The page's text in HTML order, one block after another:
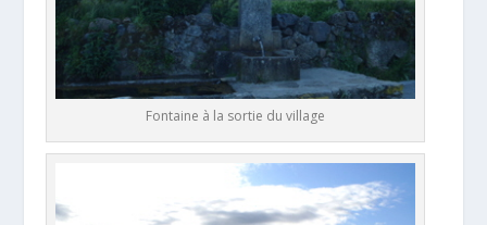
Fontaine à la sortie du village